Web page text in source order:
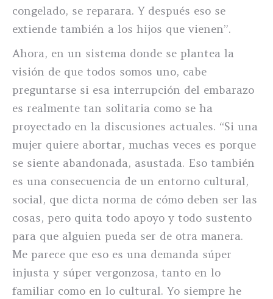
congelado, se reparara. Y después eso se
extiende también a los hijos que vienen”.
Ahora, en un sistema donde se plantea la
visión de que todos somos uno, cabe
preguntarse si esa interrupción del embarazo
es realmente tan solitaria como se ha
proyectado en la discusiones actuales. “Si una
mujer quiere abortar, muchas veces es porque
se siente abandonada, asustada. Eso también
es una consecuencia de un entorno cultural,
social, que dicta norma de cómo deben ser las
cosas, pero quita todo apoyo y todo sustento
para que alguien pueda ser de otra manera.
Me parece que eso es una demanda súper
injusta y súper vergonzosa, tanto en lo
familiar como en lo cultural. Yo siempre he